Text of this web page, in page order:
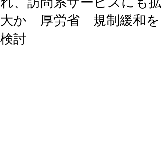
大か 厚労省 規制緩和を
検討